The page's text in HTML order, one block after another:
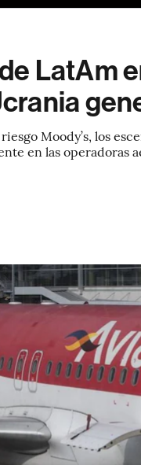
LatAm
Moody’s, los
en las operadoras